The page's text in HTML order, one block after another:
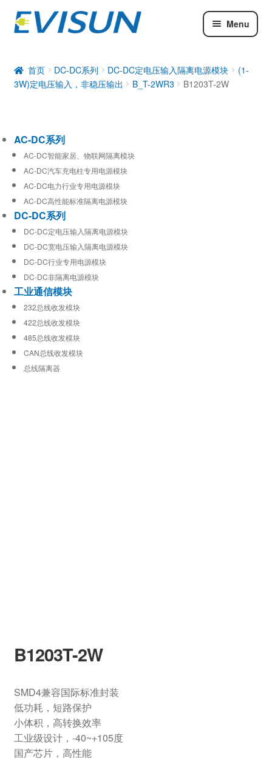
Menu
DC-DC系列
工业通信模块
首页 DC-DC系列 DC-DC定电压输入隔离电源模块
(1-
3W)定电压输入，非稳压输出
B_T-2WR3 B1203T-2W
B1203T-2W
SMD4兼容国际标准封装
低功耗，短路保护
小体积，高转换效率
工业级设计，-40~+105度
国产芯片，高性能
AC-DC系列
AC-DC智能家居、物联网隔离模块
AC-DC汽车充电柱专用电源模块
AC-DC电力行业专用电源模块
AC-DC高性能标准隔离电源模块
DC-DC系列
DC-DC定电压输入隔离电源模块
DC-DC宽电压输入隔离电源模块
DC-DC行业专用电源模块
DC-DC非隔离电源模块
工业通信模块
232总线收发模块
422总线收发模块
485总线收发模块
CAN总线收发模块
总线隔离器